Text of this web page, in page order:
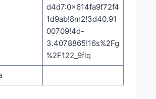
d4d7:0x614fa9f72f4
1d9ab!8m2!3d40.91
00709!4d-
3.4078865!16s%2Fg
%2F122_9flq